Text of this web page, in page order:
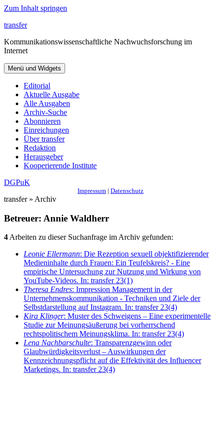
Zum Inhalt springen
transfer
Kommunikationswissenschaftliche Nachwuchsforschung im
Internet
Menü und Widgets
Editorial
Aktuelle Ausgabe
Alle Ausgaben
Archiv-Suche
Abonnieren
Einreichungen
Über transfer
Redaktion
Herausgeber
Kooperierende Institute
DGPuK
Impressum | Datenschutz
transfer » Archiv
Betreuer: Annie Waldherr
4Arbeiten zu dieser Suchanfrage im Archiv gefunden:
Leonie Ellermann: Die Rezeption sexuell objektifizierender
Medieninhalte durch Frauen: Ein Teufelskreis? - Eine
empirische Untersuchung zur Nutzung und Wirkung von
YouTube-Videos. In: transfer 23(1)
Theresa Endres: Impression Management in der
Unternehmenskommunikation - Techniken und Ziele der
Selbstdarstellung auf Instagram. In: transfer 23(4)
Kira Klinger: Muster des Schweigens – Eine experimentelle
Studie zur Meinungsäußerung bei vorherrschend
rechtspolitischem Meinungsklima. In: transfer 23(4)
Lena Nachbarschulte: Transparenzgewinn oder
Glaubwürdigkeitsverlust – Auswirkungen der
Kennzeichnungspflicht auf die Effektivität des Influencer
Marketings. In: transfer 23(4)